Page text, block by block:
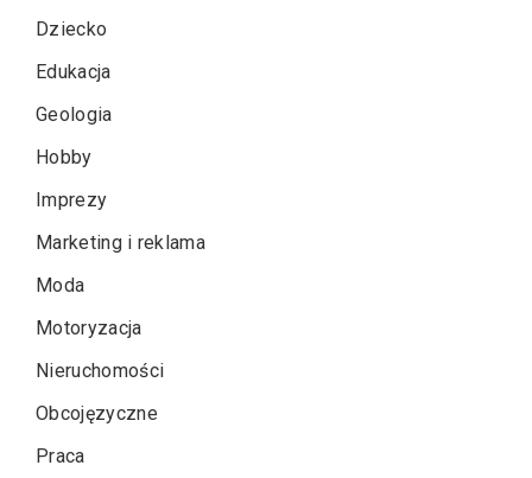
Dziecko
Edukacja
Geologia
Hobby
Imprezy
Marketing i reklama
Moda
Motoryzacja
Nieruchomości
Obcojęzyczne
Praca